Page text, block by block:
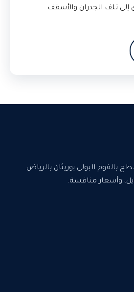
إلى تلف الجدران والأسقف
بالفوم البولي يوريثان بالرياض.
وأسعار منافسة.